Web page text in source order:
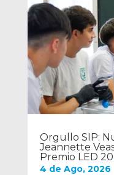
Orgullo SIP:
Jeannette
Premio LED
4 de Ago, 2026